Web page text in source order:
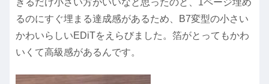
きるだけ小さい方がいいなと思ったのと、1ページ埋め
るのにすぐ埋まる達成感があるため、B7変型の小さい
かわいらしいEDiTをえらびました。箔がとってもかわ
いくて高級感があるんです。